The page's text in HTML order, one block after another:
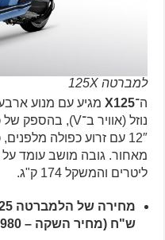
למברטה 125X
ה־X125
12″ עם זרוע כפולה
ליטרים והמשקל 174 ק"ג.
ש"ח (מחיר השקה – 24,980 ש"ח)